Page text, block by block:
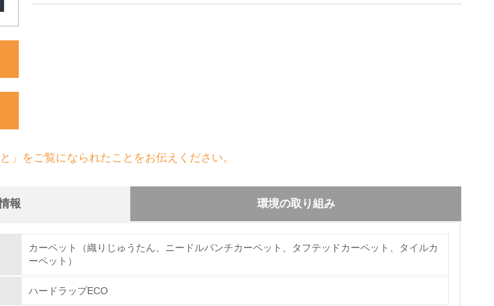
」をご覧になられたことをお伝えください。
報 環境の取り組み
カーペット（織りじゅうたん、ニードルパンチカーペット、タフテッドカーペット、タイルカ
ーペット）
ハードラップECO